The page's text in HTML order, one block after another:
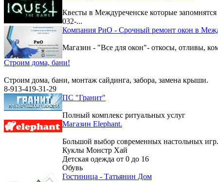
Квесты в Междуреченске которые
032-...
Компания РиО - Срочный ремонт окон в
Магазин - "Все для окон"- откосы, отливы,
Строим дома, бани!
Строим дома, бани, монтаж сайдинга, забора, замена крыши.
8-913-419-31-29
ПС "Гранит"
Полный комплекс ритуальных услуг
Магазин Elephant.
Большой выбор современных настольных игр.
Куклы Монстр Хай
Детская одежда от 0 до 16
Обувь
Гостиница - Татьянин Дом